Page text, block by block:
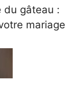
du gâteau :
mariage